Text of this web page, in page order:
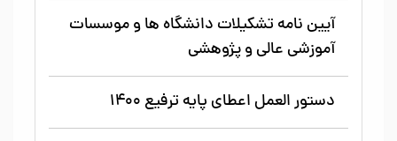
آیین نامه تشکیلات دانشگاه ها و موسسات
آموزشی عالی و پژوهشی
دستور العمل اعطای پایه ترفیع 1400